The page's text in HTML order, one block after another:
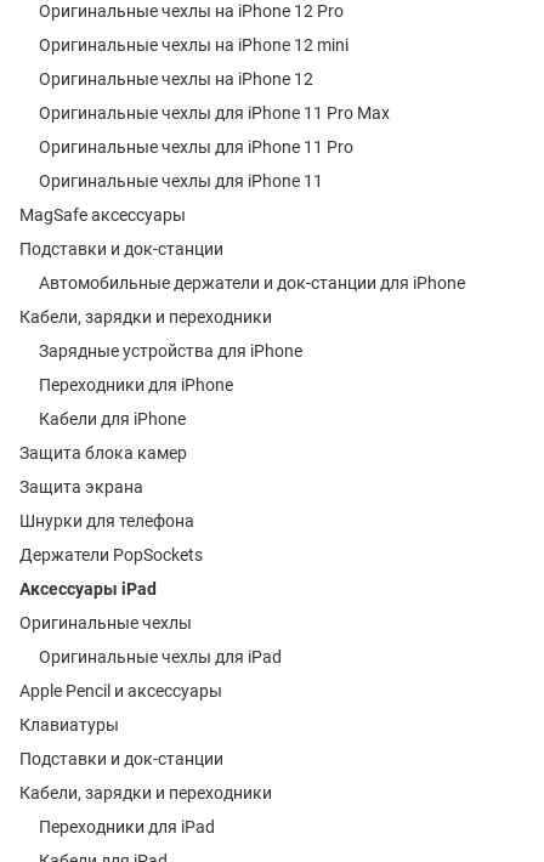
Оригинальные чехлы на iPhone 12 Pro
Оригинальные чехлы на iPhone 12 mini
Оригинальные чехлы на iPhone 12
Оригинальные чехлы для iPhone 11 Pro Max
Оригинальные чехлы для iPhone 11 Pro
Оригинальные чехлы для iPhone 11
MagSafe аксессуары
Подставки и док-станции
Автомобильные держатели и док-станции для iPhone
Кабели, зарядки и переходники
Зарядные устройства для iPhone
Переходники для iPhone
Кабели для iPhone
Защита блока камер
Защита экрана
Шнурки для телефона
Держатели PopSockets
Аксессуары iPad
Оригинальные чехлы
Оригинальные чехлы для iPad
Apple Pencil и аксессуары
Клавиатуры
Подставки и док-станции
Кабели, зарядки и переходники
Переходники для iPad